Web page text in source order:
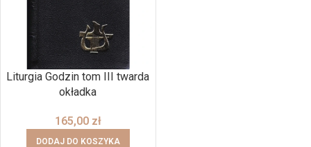
Liturgia Godzin tom III twarda
okładka
165,00 zł
DODAJ DO KOSZYKA